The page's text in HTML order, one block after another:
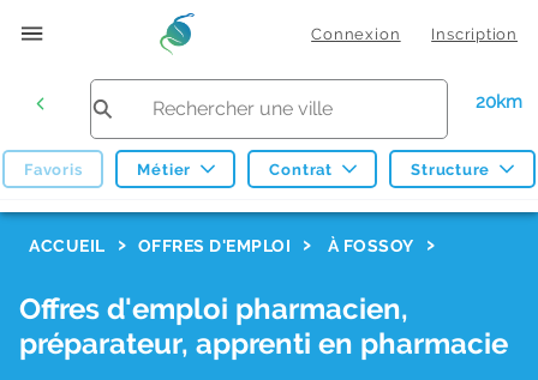
Connexion Inscription
20km
Favoris Métier Contrat Structure
ACCUEIL OFFRES D'EMPLOI À FOSSOY
Offres d'emploi pharmacien,
préparateur, apprenti en pharmacie